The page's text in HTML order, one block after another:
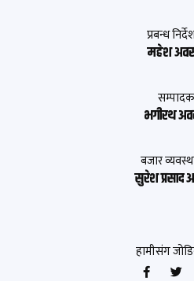
प्रबन्ध
महेश
सम्पादक
भगीरथ
बजार
सुरेश प्रसाद
हामीसंग